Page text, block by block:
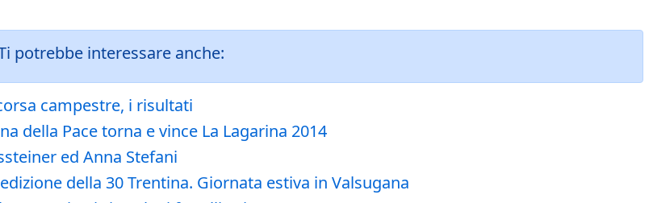
potrebbe interessare anche:
campestre, i risultati
della Pace torna e vince La Lagarina 2014
ed Anna Stefani
della 30 Trentina. Giornata estiva in Valsugana